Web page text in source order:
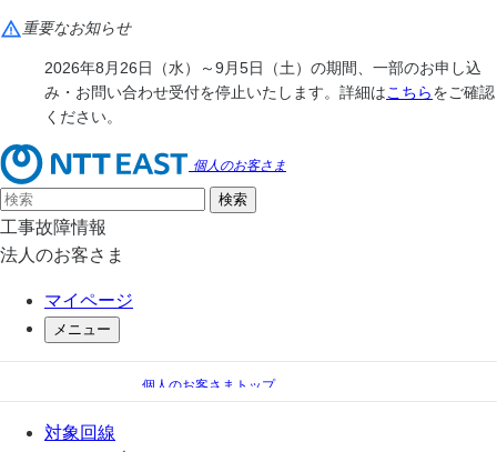
重要なお知らせ
2026年8月26日（水）～9月5日（土）の期間、一部のお申し込
み・お問い合わせ受付を停止いたします。詳細はこちらをご確認
ください。
個人のお客さま
工事故障情報
法人のお客さま
マイページ
メニュー
個人のお客さまトップ
フレッツ光
対象回線